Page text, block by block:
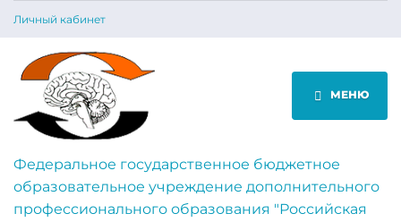
Личный кабинет
МЕНЮ
Федеральное государственное бюджетное
образовательное учреждение дополнительного
профессионального образования "Российская